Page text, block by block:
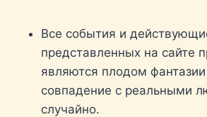
Все события и
представленных на сайте
являются плодом
совпадение с реальными
случайно.